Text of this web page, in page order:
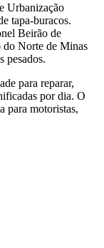
Urbanização
tapa-buracos.
Beirão de
do Norte de Minas
pesados.
para reparar,
por dia. O
para motoristas,